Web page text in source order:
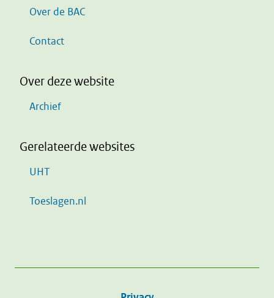
Over de BAC
Contact
Over deze website
Archief
Gerelateerde websites
UHT
Toeslagen.nl